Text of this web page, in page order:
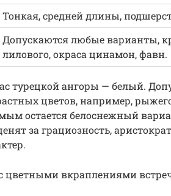
Тонкая, средней длины,
Допускаются любые варианты,
лилового, окраса цинамон, фавн.
турецкой ангоры — белый.
цветов, например,
остается белоснежный
за грациозность,
цветными вкраплениями